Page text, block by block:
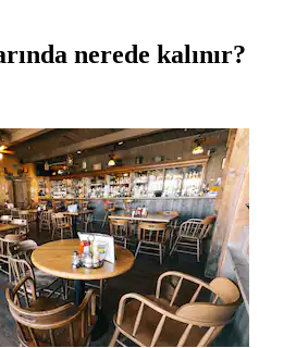
nerede kalınır?